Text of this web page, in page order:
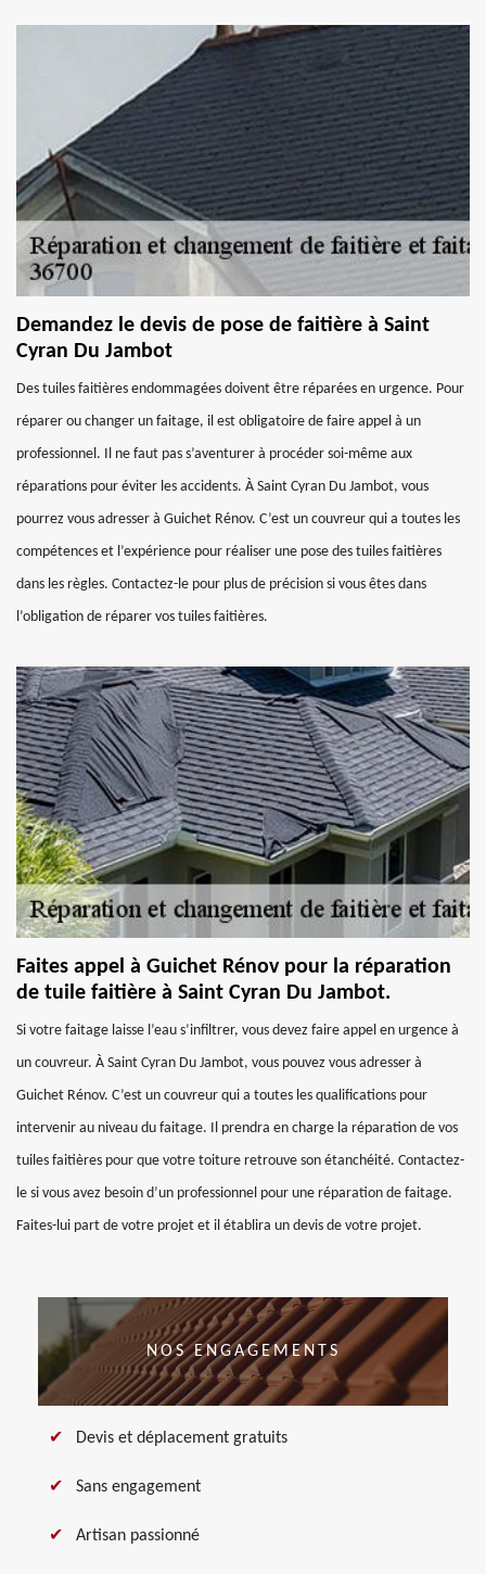
Demandez le devis de pose de faitière à Saint
Cyran Du Jambot
Des tuiles faitières endommagées doivent être réparées en urgence. Pour
réparer ou changer un faitage, il est obligatoire de faire appel à un
professionnel. Il ne faut pas s’aventurer à procéder soi-même aux
réparations pour éviter les accidents. À Saint Cyran Du Jambot, vous
pourrez vous adresser à Guichet Rénov. C’est un couvreur qui a toutes les
compétences et l’expérience pour réaliser une pose des tuiles faitières
dans les règles. Contactez-le pour plus de précision si vous êtes dans
l’obligation de réparer vos tuiles faitières.
Faites appel à Guichet Rénov pour la réparation
de tuile faitière à Saint Cyran Du Jambot.
Si votre faitage laisse l’eau s’infiltrer, vous devez faire appel en urgence à
un couvreur. À Saint Cyran Du Jambot, vous pouvez vous adresser à
Guichet Rénov. C’est un couvreur qui a toutes les qualifications pour
intervenir au niveau du faitage. Il prendra en charge la réparation de vos
tuiles faitières pour que votre toiture retrouve son étanchéité. Contactez-
le si vous avez besoin d’un professionnel pour une réparation de faitage.
Faites-lui part de votre projet et il établira un devis de votre projet.
NOS ENGAGEMENTS
Devis et déplacement gratuits
Sans engagement
Artisan passionné